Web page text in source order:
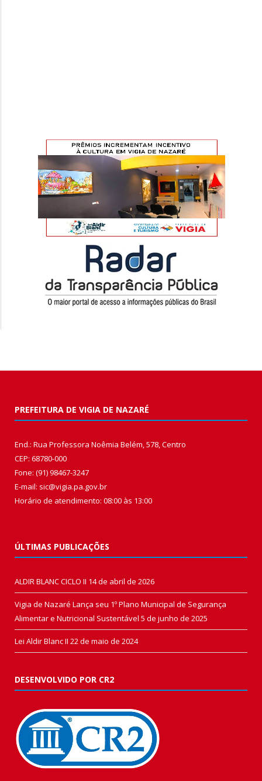
PREFEITURA DE VIGIA DE NAZARÉ
End.: Rua Professora Noêmia Belém, 578, Centro
CEP: 68780-000
Fone: (91) 98467-3247
E-mail: sic@vigia.pa.gov.br
Horário de atendimento: 08:00 às 13:00
ÚLTIMAS PUBLICAÇÕES
ALDIR BLANC CICLO II 14 de abril de 2026
Vigia de Nazaré Lança seu 1º Plano Municipal de Segurança
Alimentar e Nutricional Sustentável 5 de junho de 2025
Lei Aldir Blanc II 22 de maio de 2024
DESENVOLVIDO POR CR2